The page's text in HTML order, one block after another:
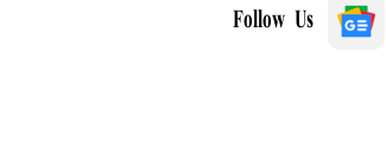
Follow Us